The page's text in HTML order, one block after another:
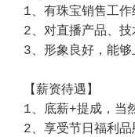
1、有珠宝销售工
2、对直播产品、技
3、形象良好，能
【薪资待遇】
1、底薪+提成，当
2、享受节日福利品